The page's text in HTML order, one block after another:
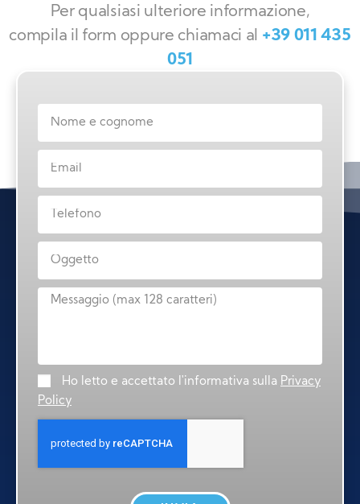
Per qualsiasi ulteriore informazione,
compila il form oppure chiamaci al +39 011 435
051
Ho letto e accettato l'informativa sulla Privacy
Policy